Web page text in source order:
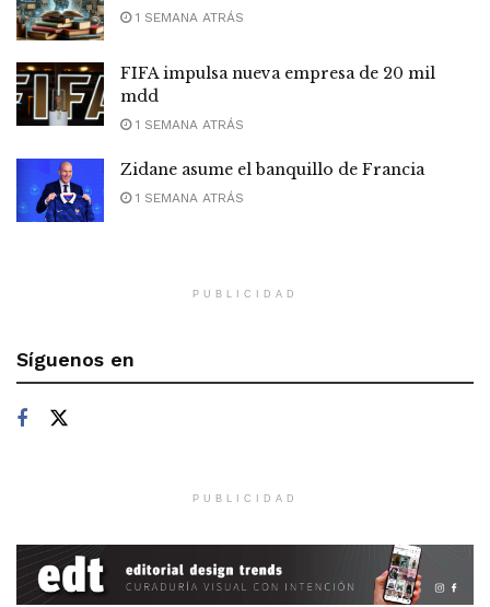
1 SEMANA ATRÁS
FIFA impulsa nueva empresa de 20 mil
mdd
1 SEMANA ATRÁS
Zidane asume el banquillo de Francia
1 SEMANA ATRÁS
PUBLICIDAD
Síguenos en
PUBLICIDAD